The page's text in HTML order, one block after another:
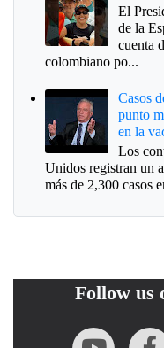
El
de la
cuenta
colombiano po...
Casos
punto
en la
Los
Unidos registran un
más de 2,300 casos
Follow us